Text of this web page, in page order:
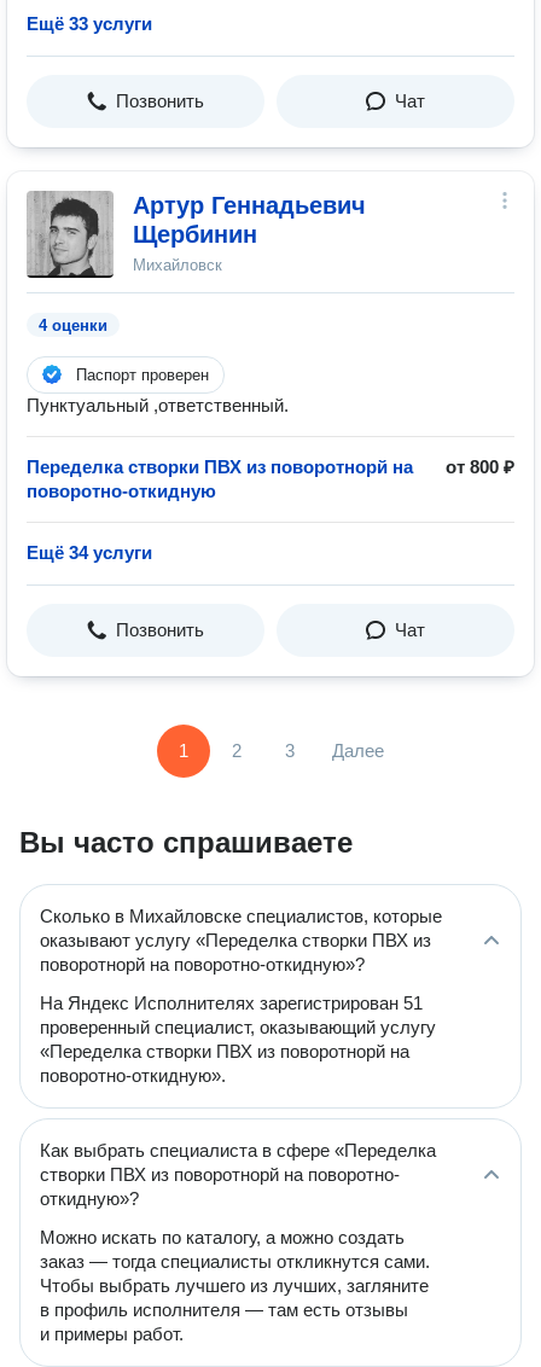
Ещё 33 услуги
Позвонить Чат
Артур Геннадьевич
Щербинин
Михайловск
4 оценки
Паспорт проверен
Пунктуальный ,ответственный.
Переделка створки ПВХ из поворотнорй на
поворотно-откидную
от 800 ₽
Ещё 34 услуги
Позвонить Чат
1 2 3 Далее
Вы часто спрашиваете
Сколько в Михайловске специалистов, которые
оказывают услугу «Переделка створки ПВХ из
поворотнорй на поворотно-откидную»?
На Яндекс Исполнителях зарегистрирован 51
проверенный специалист, оказывающий услугу
«Переделка створки ПВХ из поворотнорй на
поворотно-откидную».
Как выбрать специалиста в сфере «Переделка
створки ПВХ из поворотнорй на поворотно-
откидную»?
Можно искать по каталогу, а можно создать
заказ — тогда специалисты откликнутся сами.
Чтобы выбрать лучшего из лучших, загляните
в профиль исполнителя — там есть отзывы
и примеры работ.